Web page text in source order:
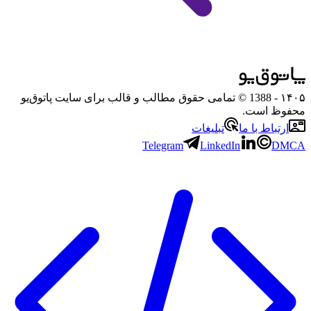
۱۴۰۵
- 1388 © تمامی حقوق مطالب و قالب برای سایت پاتوق‌یو
محفوظ است.
ارتباط با ما
تبلیغات
Telegram
LinkedIn DMCA